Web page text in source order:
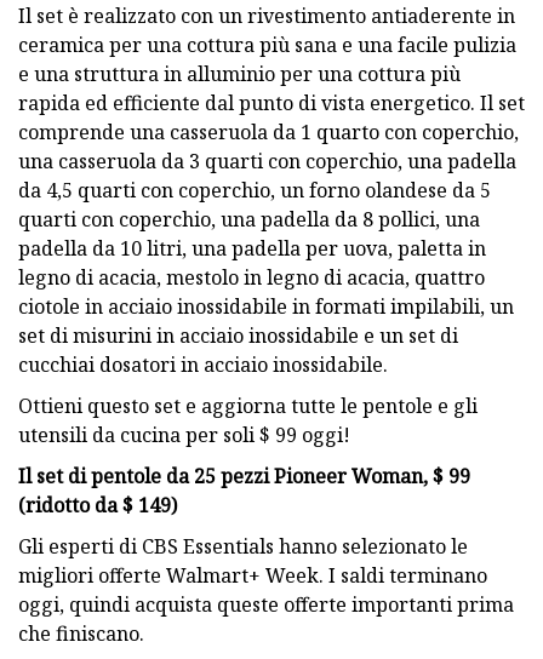
Il set è realizzato con un rivestimento antiaderente in
ceramica per una cottura più sana e una facile pulizia
e una struttura in alluminio per una cottura più
rapida ed efficiente dal punto di vista energetico. Il set
comprende una casseruola da 1 quarto con coperchio,
una casseruola da 3 quarti con coperchio, una padella
da 4,5 quarti con coperchio, un forno olandese da 5
quarti con coperchio, una padella da 8 pollici, una
padella da 10 litri, una padella per uova, paletta in
legno di acacia, mestolo in legno di acacia, quattro
ciotole in acciaio inossidabile in formati impilabili, un
set di misurini in acciaio inossidabile e un set di
cucchiai dosatori in acciaio inossidabile.
Ottieni questo set e aggiorna tutte le pentole e gli
utensili da cucina per soli $ 99 oggi!
Il set di pentole da 25 pezzi Pioneer Woman, $ 99
(ridotto da $ 149)
Gli esperti di CBS Essentials hanno selezionato le
migliori offerte Walmart+ Week. I saldi terminano
oggi, quindi acquista queste offerte importanti prima
che finiscano.